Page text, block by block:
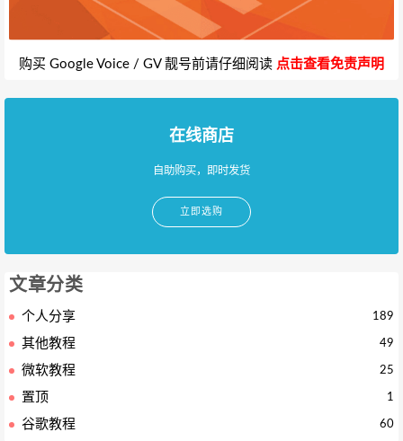
购买 Google Voice / GV 靓号前请仔细阅读 点击查看免责声明
在线商店
自助购买，即时发货
立即选购
文章分类
个人分享 189
其他教程 49
微软教程 25
置顶 1
谷歌教程 60